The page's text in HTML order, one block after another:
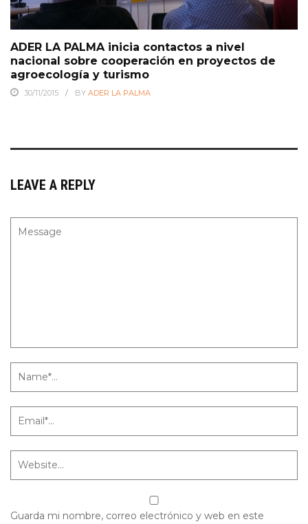
ADER LA PALMA inicia contactos a nivel
nacional sobre cooperación en proyectos de
agroecología y turismo
30/11/2015 BY ADER LA PALMA
LEAVE A REPLY
Guarda mi nombre, correo electrónico y web en este